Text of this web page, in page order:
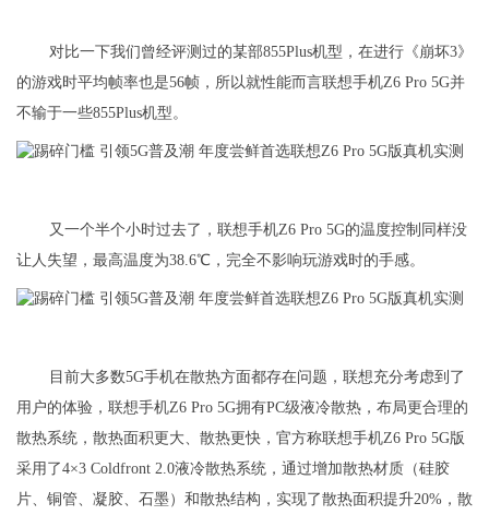
对比一下我们曾经评测过的某部855Plus机型，在进行《崩坏3》
的游戏时平均帧率也是56帧，所以就性能而言联想手机Z6 Pro 5G并
不输于一些855Plus机型。
又一个半个小时过去了，联想手机Z6 Pro 5G的温度控制同样没
让人失望，最高温度为38.6℃，完全不影响玩游戏时的手感。
目前大多数5G手机在散热方面都存在问题，联想充分考虑到了
用户的体验，联想手机Z6 Pro 5G拥有PC级液冷散热，布局更合理的
散热系统，散热面积更大、散热更快，官方称联想手机Z6 Pro 5G版
采用了4×3 Coldfront 2.0液冷散热系统，通过增加散热材质（硅胶
片、铜管、凝胶、石墨）和散热结构，实现了散热面积提升20%，散